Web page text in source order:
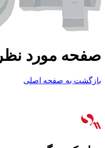
صفحه مورد
بازگشت به صفحه اصلی